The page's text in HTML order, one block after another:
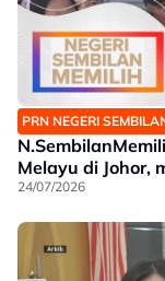
PRN NEGERI
N.SembilanMemilih: PH raih kurang 10
Melayu di Johor,
24/07/2026